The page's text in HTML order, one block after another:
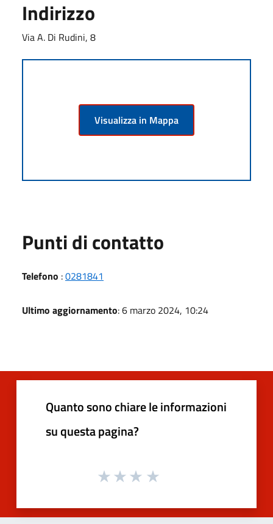
Indirizzo
Via A. Di Rudini, 8
Visualizza in Mappa
Punti di contatto
Telefono :0281841
Ultimo aggiornamento: 6 marzo 2024, 10:24
Quanto sono chiare le informazioni
su questa pagina?